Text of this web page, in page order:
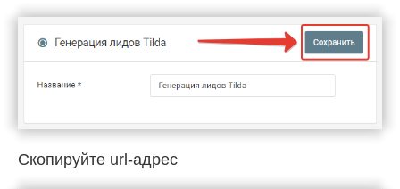
Скопируйте url-адрес